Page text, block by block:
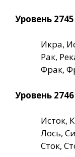
Уровень 2745
Икра,
Рак,
Фрак,
Уровень 2746
Исток,
Лось,
Сток,